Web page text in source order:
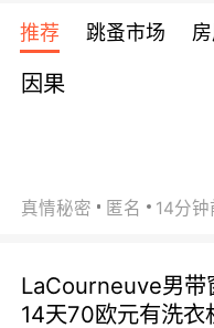
宾馆 108欧/天起
全程756欧/位
欧
推荐 跳蚤市场
因果
真情秘密 匿名 14分钟
LaCourneuve男带
14天70欧元有洗衣